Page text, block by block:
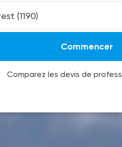
Commencer
Comparez les devis de